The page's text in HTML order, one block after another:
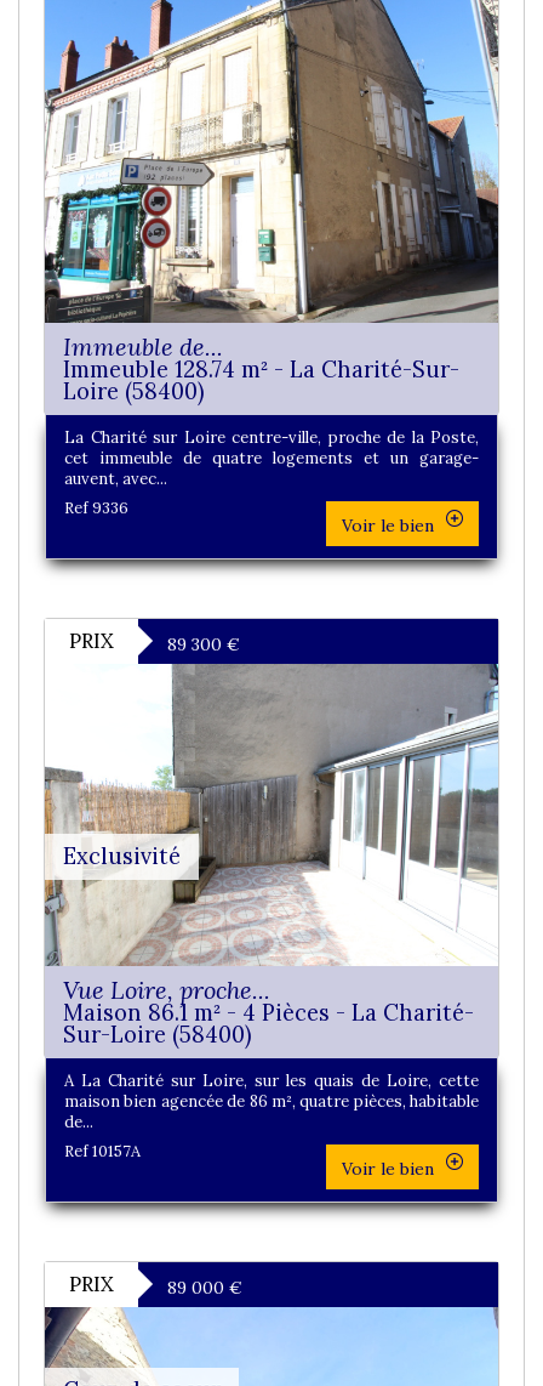
Immeuble de...
Immeuble 128.74 m² - La Charité-Sur-
Loire (58400)
La Charité sur Loire centre-ville, proche de la Poste,
cet immeuble de quatre logements et un garage-
auvent, avec...
Ref 9336
Voir le bien
PRIX 89 300 €
Exclusivité
Vue Loire, proche...
Maison 86.1 m² - 4 Pièces - La Charité-
Sur-Loire (58400)
A La Charité sur Loire, sur les quais de Loire, cette
maison bien agencée de 86 m², quatre pièces, habitable
de...
Ref 10157A
Voir le bien
PRIX 89 000 €